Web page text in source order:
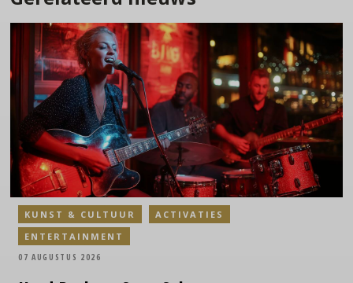
KUNST & CULTUUR
ACTIVATIES
ENTERTAINMENT
07 AUGUSTUS 2026